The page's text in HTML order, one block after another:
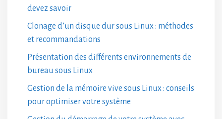
devez savoir
Clonage d’un disque dur sous Linux : méthodes
et recommandations
Présentation des différents environnements de
bureau sous Linux
Gestion de la mémoire vive sous Linux : conseils
pour optimiser votre système